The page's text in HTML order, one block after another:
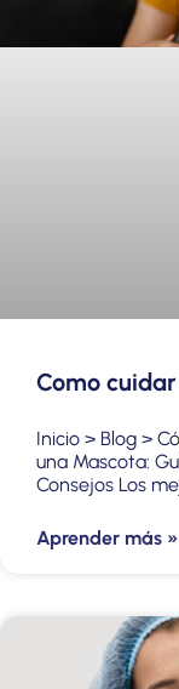
Como
Inicio > Blog >
una Mascota:
Consejos Los
Aprender más »